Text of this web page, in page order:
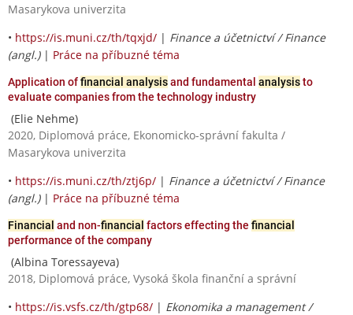
Masarykova univerzita
• https://is.muni.cz/th/tqxjd/ | Finance a účetnictví / Finance
(angl.)| Práce na příbuzné téma
Application offinancial analysisand fundamental analysisto
evaluate companies from the technology industry
(Elie Nehme)
2020, Diplomová práce, Ekonomicko-správní fakulta /
Masarykova univerzita
• https://is.muni.cz/th/ztj6p/ | Finance a účetnictví / Finance
(angl.)| Práce na příbuzné téma
Financial and non-financial factors effecting the financial
performance of the company
(Albina Toressayeva)
2018, Diplomová práce, Vysoká škola finanční a správní
• https://is.vsfs.cz/th/gtp68/ | Ekonomika a management /